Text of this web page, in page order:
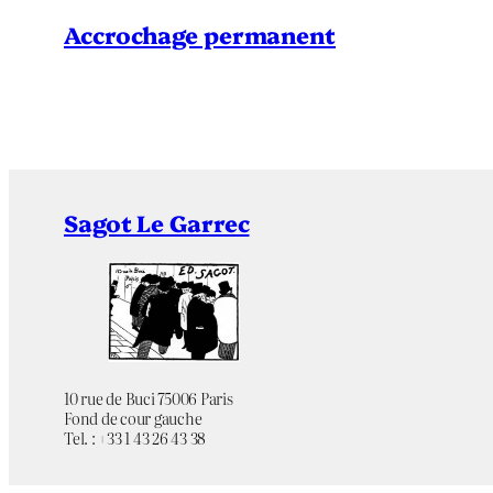
Accrochage permanent
Sagot Le Garrec
10 rue de Buci 75006 Paris
Fond de cour gauche
Tel. : +33 1 43 26 43 38